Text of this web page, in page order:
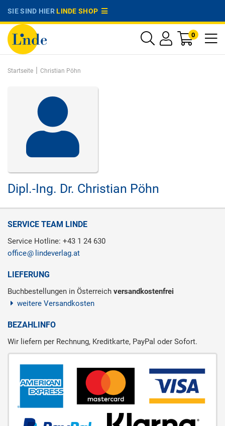
SIE SIND HIERLINDE SHOP
0
Startseite | Christian Pöhn
Dipl.-Ing. Dr. Christian Pöhn
SERVICE TEAM LINDE
Service Hotline: +43 1 24 630
office
lindeverlag.at
LIEFERUNG
Buchbestellungen in Österreich versandkostenfrei
weitere Versandkosten
BEZAHLINFO
Wir liefern per Rechnung, Kreditkarte, PayPal oder Sofort.